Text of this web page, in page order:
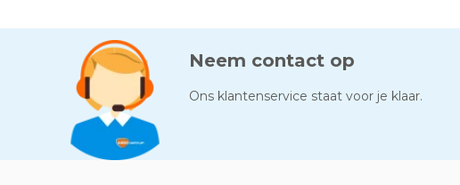
Neem contact op
Ons klantenservice staat voor je klaar.